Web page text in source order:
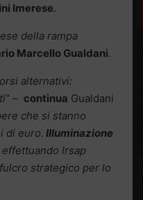
Imerese.
della rampa
Marcello Gualdani.
alternativi:
” – continua Gualdani
che si stanno
di euro. Illuminazione
Irsap
strategico per lo